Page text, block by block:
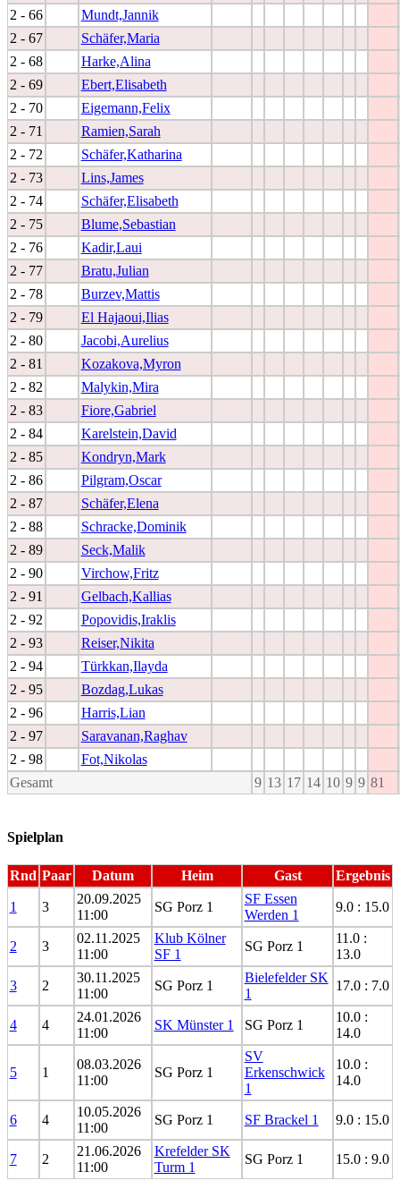
2 - 66
Mundt,Jannik
2 - 67
Schäfer,Maria
2 - 68
Harke,Alina
2 - 69
Ebert,Elisabeth
2 - 70
Eigemann,Felix
2 - 71
Ramien,Sarah
2 - 72
Schäfer,Katharina
2 - 73
Lins,James
2 - 74
Schäfer,Elisabeth
2 - 75
Blume,Sebastian
2 - 76
Kadir,Laui
2 - 77
Bratu,Julian
2 - 78
Burzev,Mattis
2 - 79
El Hajaoui,Ilias
2 - 80
Jacobi,Aurelius
2 - 81
Kozakova,Myron
2 - 82
Malykin,Mira
2 - 83
Fiore,Gabriel
2 - 84
Karelstein,David
2 - 85
Kondryn,Mark
2 - 86
Pilgram,Oscar
2 - 87
Schäfer,Elena
2 - 88
Schracke,Dominik
2 - 89
Seck,Malik
2 - 90
Virchow,Fritz
2 - 91
Gelbach,Kallias
2 - 92
Popovidis,Iraklis
2 - 93
Reiser,Nikita
2 - 94
Türkkan,Ilayda
2 - 95
Bozdag,Lukas
2 - 96
Harris,Lian
2 - 97
Saravanan,Raghav
2 - 98
Fot,Nikolas
Gesamt
9 13 17 14 10 9 9 81
Spielplan
Rnd Paar Datum Heim Gast Ergebnis
1 3
20.09.2025
11:00
SG Porz 1
SF Essen
Werden 1
9.0 : 15.0
2 3
02.11.2025
11:00
Klub Kölner
SF 1
SG Porz 1
11.0 :
13.0
3 2
30.11.2025
11:00
SG Porz 1
Bielefelder SK
1
17.0 : 7.0
4 4
24.01.2026
11:00
SK Münster 1 SG Porz 1
10.0 :
14.0
5 1
08.03.2026
11:00
SG Porz 1
SV
Erkenschwick
1
10.0 :
14.0
6 4
10.05.2026
11:00
SG Porz 1 SF Brackel 1 9.0 : 15.0
7 2
21.06.2026
11:00
Krefelder SK
Turm 1
SG Porz 1 15.0 : 9.0